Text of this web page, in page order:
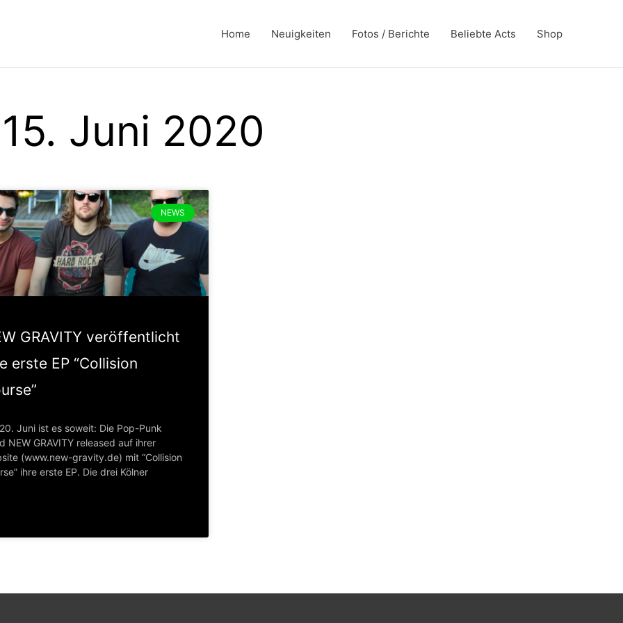
Home Neuigkeiten Fotos / Berichte Beliebte Acts Shop
Juni 2020
NEWS
GRAVITY veröffentlicht
erste EP “Collision
Juni ist es soweit: Die Pop-Punk
NEW GRAVITY released auf ihrer
(www.new-gravity.de) mit “Collision
ihre erste EP. Die drei Kölner